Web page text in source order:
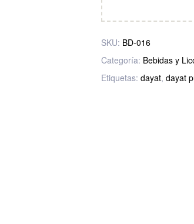
SKU: BD-016
Categoría: Bebidas y
Etiquetas: dayat, dayat